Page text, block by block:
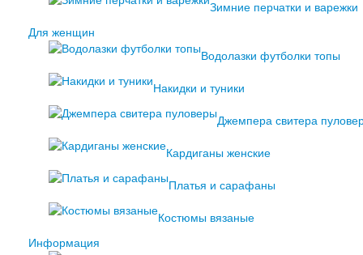
Зимние перчатки и варежки
Для женщин
Водолазки футболки топы
Накидки и туники
Джемпера свитера
Кардиганы женские
Платья и сарафаны
Костюмы вязаные
Информация